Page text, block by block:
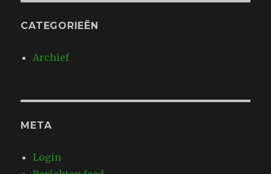
CATEGORIEËN
Archief
META
Login